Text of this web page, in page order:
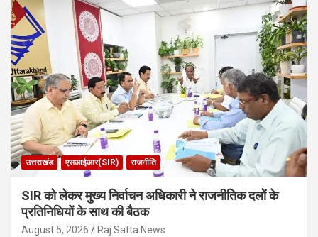
उत्तराखंड एसआईआर(SIR) राजनीति
SIR को लेकर मुख्य निर्वाचन अधिकारी ने राजनीतिक दलों के
प्रतिनिधियों के साथ की बैठक
August 5, 2026 Raj Satta News